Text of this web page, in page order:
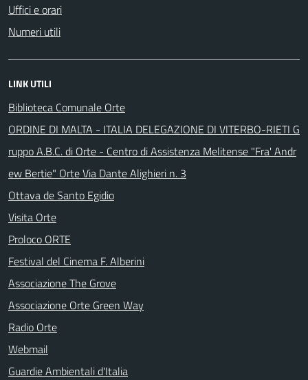
Uffici e orari
Numeri utili
LINK UTILI
Biblioteca Comunale Orte
ORDINE DI MALTA - ITALIA DELEGAZIONE DI VITERBO-RIETI G
ruppo A.B.C. di Orte - Centro di Assistenza Melitense "Fra' Andr
ew Bertie" Orte Via Dante Alighieri n. 3
Ottava de Santo Egidio
Visita Orte
Proloco ORTE
Festival del Cinema F. Alberini
Associazione The Grove
Associazione Orte Green Way
Radio Orte
Webmail
Guardie Ambientali d'Italia